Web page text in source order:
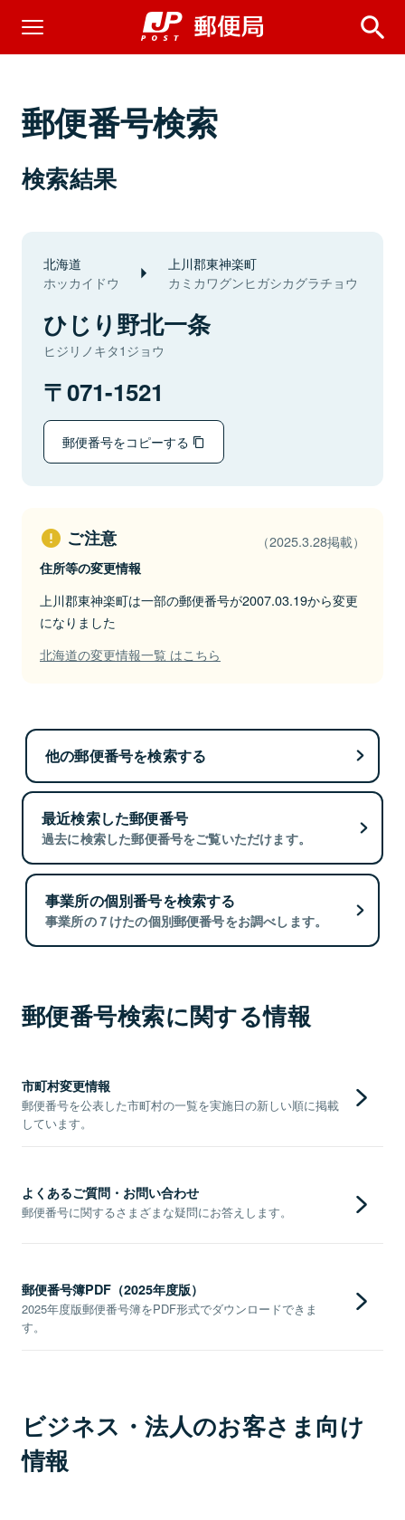
郵便番号検索
検索結果
北海道
ホッカイドウ
上川郡東神楽町
カミカワグンヒガシカグラチョウ
ひじり野北一条
ヒジリノキタ1ジョウ
071-1521
郵便番号をコピーする
ご注意 （2025.3.28掲載）
住所等の変更情報
上川郡東神楽町は一部の郵便番号が2007.03.19から変更
になりました
北海道の変更情報一覧 はこちら
他の郵便番号を検索する
最近検索した郵便番号
過去に検索した郵便番号をご覧いただけます。
事業所の個別番号を検索する
事業所の７けたの個別郵便番号をお調べします。
郵便番号検索に関する情報
市町村変更情報
郵便番号を公表した市町村の一覧を実施日の新しい順に掲載
しています。
よくあるご質問・お問い合わせ
郵便番号に関するさまざまな疑問にお答えします。
郵便番号簿PDF（2025年度版）
2025年度版郵便番号簿をPDF形式でダウンロードできま
す。
ビジネス・法人のお客さま向け
情報